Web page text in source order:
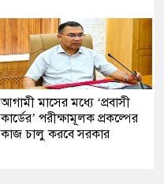
আগামী মাসের মধ্যে ‘প্রবাসী
কার্ডের’ পরীক্ষামূলক প্রকল্পের
কাজ চালু করবে সরকার